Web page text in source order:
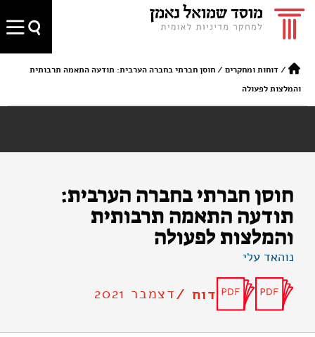
/דוחות ומחקרים /חוסן חברתי בחברה הערבית: תודעה התאמה תרבותית
והמלצות לפעולה
חוסן חברתי בחברה הערבית:
תודעה התאמה תרבותית
והמלצות לפעולה
נוהאד עלי
דוח /דצמבר 2021